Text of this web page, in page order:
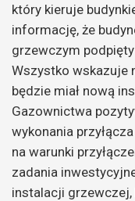
który kieruje
informację, że
grzewczym
Wszystko wskazuje
będzie miał nową
Gazownictwa
wykonania
na warunki
zadania
instalacji